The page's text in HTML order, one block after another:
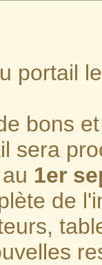
portail
bons
sera
1er
de